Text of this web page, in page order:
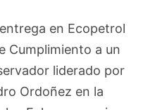
en Ecopetrol
Cumplimiento a un
liderado por
Ordoñez en la